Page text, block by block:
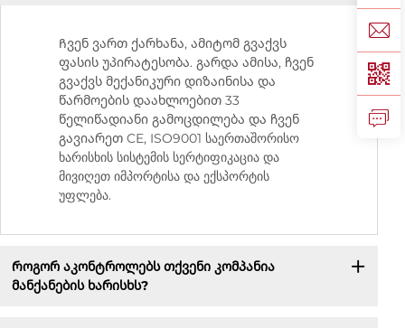
Ჩვენ ვართ ქარხანა, ამიტომ გვაქვს
ფასის უპირატესობა. გარდა ამისა, ჩვენ
გვაქვს მექანიკური დიზაინისა და
წარმოების დაახლოებით 33
წელიწადიანი გამოცდილება და ჩვენ
გავიარეთ CE, ISO9001 საერთაშორისო
ხარისხის სისტემის სერტიფიკაცია და
მივიღეთ იმპორტისა და ექსპორტის
უფლება.
Როგორ აკონტროლებს თქვენი კომპანია
მანქანების ხარისხს?